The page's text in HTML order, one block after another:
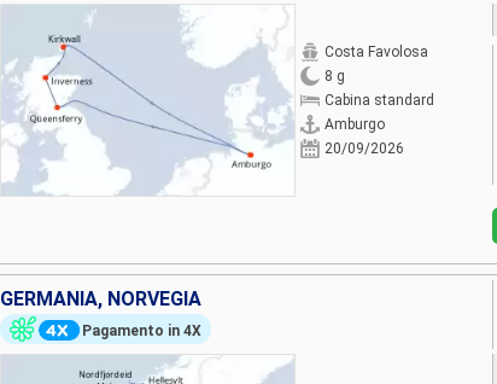
Costa Favolosa
8 g
Cabina standard
Amburgo
20/09/2026
GERMANIA, NORVEGIA
Pagamento in 4X